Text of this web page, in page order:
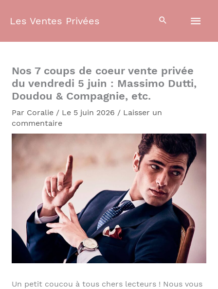
Les Ventes Privées
Nos 7 coups de coeur vente privée
du vendredi 5 juin : Massimo Dutti,
Doudou & Compagnie, etc.
Par Coralie / Le 5 juin 2026 / Laisser un
commentaire
Un petit coucou à tous chers lecteurs ! Nous vous